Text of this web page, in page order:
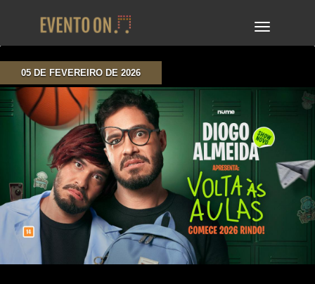
TOGGLE
05 DE FEVEREIRO DE 2026